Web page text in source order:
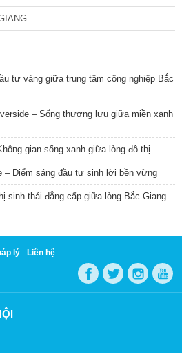
tư vàng giữa trung tâm công nghiệp Bắc
– Sống thượng lưu giữa miền xanh
gian sống xanh giữa lòng đô thị
– Điểm sáng đầu tư sinh lời bền vững
sinh thái đẳng cấp giữa lòng Bắc Giang
lý Liên hệ